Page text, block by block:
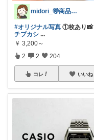
midori_🉐商品と時短簡単ごはん
#オリジナル写真 ①枚あり📸
チプカシ ...
￥ 3,200～
2 2 204
コレ いいね